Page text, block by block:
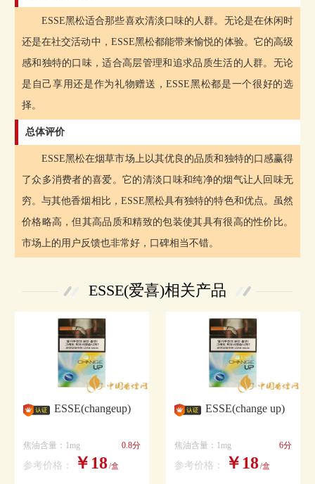
ESSE黑松适合那些喜欢清淡口味的人群。无论是在休闲时
还是在社交活动中，ESSE黑松都能带来愉悦的体验。它的高级
感和独特的口味，适合高层管理和追求品质生活的人群。无论
是自己享用还是作为礼物赠送，ESSE黑松都是一个很好的选
择。
总体评价
ESSE黑松在烟草市场上以其优良的品质和独特的口感赢得
了众多消费者的喜爱。它的清淡口味和纯净的烟气让人回味无
穷。与其他香烟相比，ESSE黑松具有独特的特色和优点。虽然
价格略高，但其高品质和精致的包装使其具有很高的性价比。
市场上的用户反馈也非常好，口碑相当不错。
ESSE(爱喜)相关产品
ESSE(changeup)
焦油含量：1mg 0.8分
参考价格： ￥18/盒
ESSE(change up)
焦油含量：1mg 6分
参考价格： ￥18/盒